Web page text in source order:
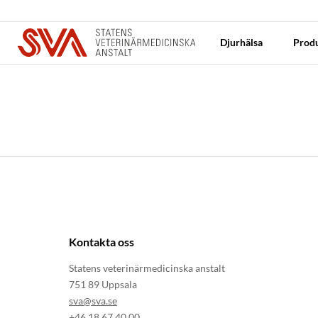
Djurhälsa
Kontakta oss
Statens veterinärmedicinska anstalt
751 89 Uppsala
sva@sva.se